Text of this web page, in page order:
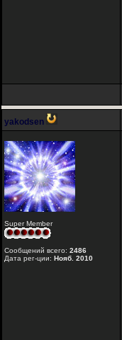
yakodsen
Super Member
Сообщений всего: 2486
Дата рег-ции: Нояб. 2010